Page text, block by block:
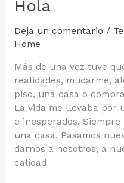
Vivienda
Hola
Deja un comentario /
Home
Más de una vez tuve
realidades, mudarme,
piso, una casa o
La vida me llevaba por
e inesperados.
una casa. Pasamos
darnos a nosotros, a
calidad